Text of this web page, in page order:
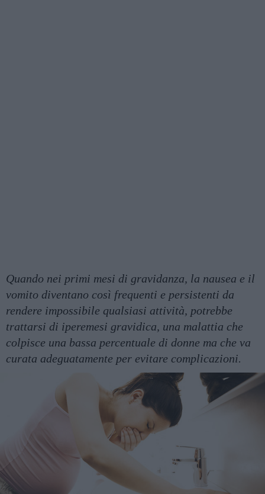
Quando nei primi mesi di gravidanza, la nausea e il
vomito diventano così frequenti e persistenti da
rendere impossibile qualsiasi attività, potrebbe
trattarsi di iperemesi gravidica, una malattia che
colpisce una bassa percentuale di donne ma che va
curata adeguatamente per evitare complicazioni.